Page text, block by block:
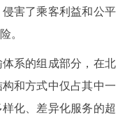
害了乘客利益和公平
。
系的组成部分，在北
和方式中仅占其中一
化、差异化服务的超